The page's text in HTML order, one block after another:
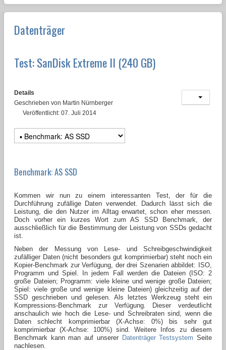
Datenträger
Test: SanDisk Extreme II (240 GB)
Details
Geschrieben von Martin Nürnberger
Veröffentlicht: 07. Juli 2014
Benchmark: AS SSD
Kommen wir nun zu einem interessanten Test, der für die
Durchführung zufällige Daten verwendet. Dadurch lässt sich die
Leistung, die den Nutzer im Alltag erwartet, schon eher messen.
Doch vorher ein kurzes Wort zum AS SSD Benchmark, der
ausschließlich für die Bestimmung der Leistung von SSDs gedacht
ist.
Neben der Messung von Lese- und Schreibgeschwindigkeit
zufälliger Daten (nicht besonders gut komprimierbar) steht noch ein
Kopier-Benchmark zur Verfügung, der drei Szenarien abbildet: ISO,
Programm und Spiel. In jedem Fall werden die Dateien (ISO: 2
große Dateien; Programm: viele kleine und wenige große Dateien;
Spiel: viele große und wenige kleine Dateien) gleichzeitig auf der
SSD geschrieben und gelesen. Als letztes Werkzeug steht ein
Kompressions-Benchmark zur Verfügung. Dieser verdeutlicht
anschaulich wie hoch die Lese- und Schreibraten sind, wenn die
Daten schlecht komprimierbar (X-Achse: 0%) bis sehr gut
komprimierbar (X-Achse: 100%) sind. Weitere Infos zu diesem
Benchmark kann man auf unserer Datenträger Testsystem Seite
nachlesen.